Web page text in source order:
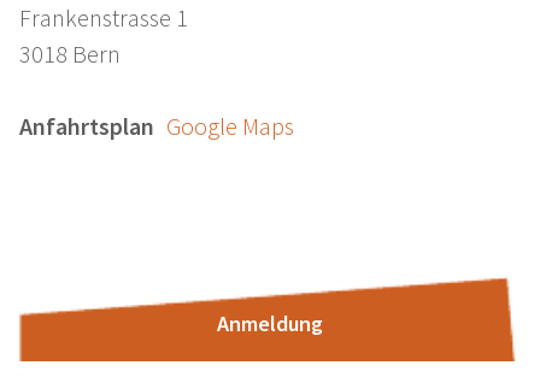
Frankenstrasse 1
3018 Bern
Anfahrtsplan Google Maps
Anmeldung